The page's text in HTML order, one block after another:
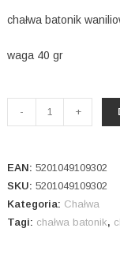
eocen
chałwa batonik
waga 40 gr
Chałwa
waniliowy
40
gr
- +
EAN:5201049109302
SKU:5201049109302
Kategoria: Chałwa
Tagi: chałwa batonik,